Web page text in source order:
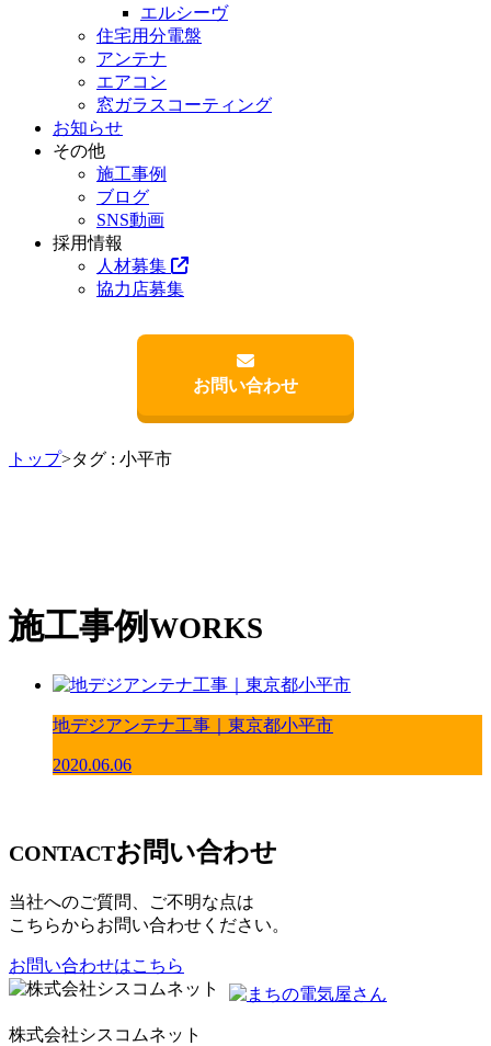
エルシーヴ
住宅用分電盤
アンテナ
エアコン
窓ガラスコーティング
お知らせ
その他
施工事例
ブログ
SNS動画
採用情報
人材募集
協力店募集
お問い合わせ
トップ>タグ : 小平市
施工事例 WORKS
地デジアンテナ工事｜東京都小平市
2020.06.06
CONTACTお問い合わせ
当社へのご質問、ご不明な点は
こちらからお問い合わせください。
お問い合わせはこちら
株式会社シスコムネット